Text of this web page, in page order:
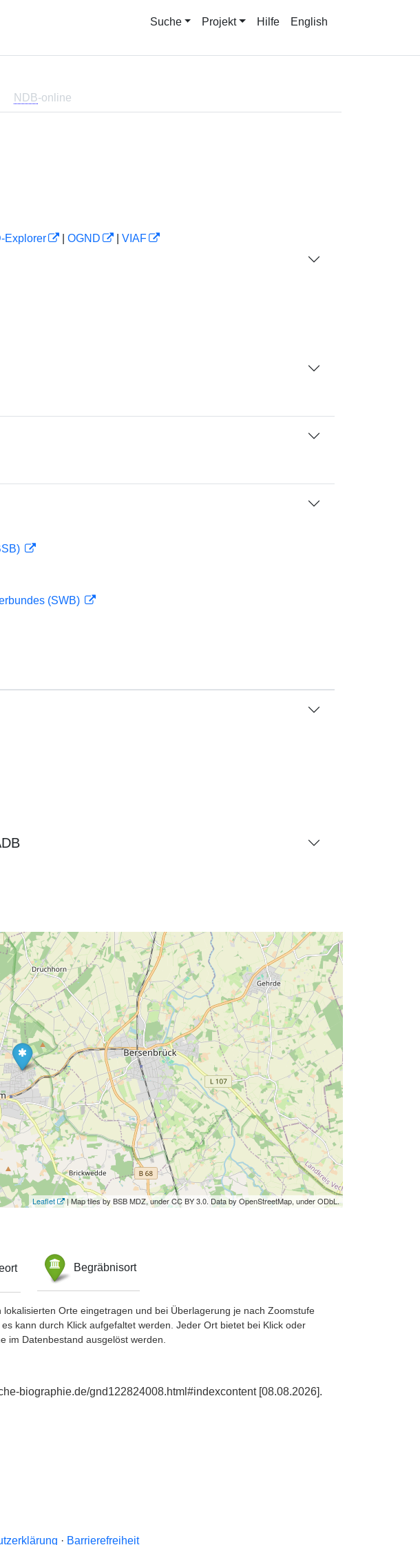
Suche Projekt Hilfe English
NDB-online
Explorer OGND
VIAF
(SWB)
Leaflet | Map tiles by BSB MDZ, under CC BY 3.0. Data by OpenStreetMap, under ODbL.
Begräbnisort
Orte eingetragen und bei Überlagerung je nach Zoomstufe
kann durch Klick aufgefaltet werden. Jeder Ort bietet bei Klick oder
im Datenbestand ausgelöst werden.
biographie.de/gnd122824008.html#indexcontent [08.08.2026].
· Barrierefreiheit